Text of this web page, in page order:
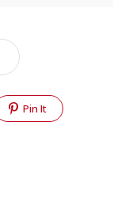
Pin It